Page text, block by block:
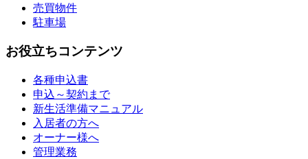
売買物件
駐車場
お役立ちコンテンツ
各種申込書
申込～契約まで
新生活準備マニュアル
入居者の方へ
オーナー様へ
管理業務